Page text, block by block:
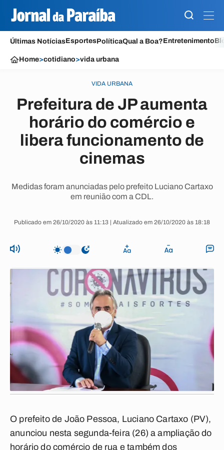
Últimas NotíciasEsportesPolíticaQual a Boa?Entretenimento
Home>cotidiano>vida urbana
VIDA URBANA
Prefeitura de JP aumenta
horário do comércio e
libera funcionamento de
cinemas
Medidas foram anunciadas pelo prefeito Luciano Cartaxo
em reunião com a CDL.
Publicado em 26/10/2020 às 11:13 | Atualizado em 26/10/2020 às 18:18
O prefeito de João Pessoa, Luciano Cartaxo (PV),
anunciou nesta segunda-feira (26) a ampliação do
horário do comércio de rua e também dos